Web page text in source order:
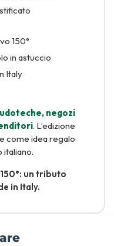
150°
in astuccio
Italy
negozi
. L’edizione
come idea regalo
italiano.
un tributo
in Italy.